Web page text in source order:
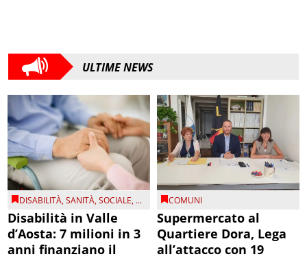
ULTIME NEWS
DISABILITÀ,SANITÀ,SOCIALE, ...
Disabilità in Valle
d’Aosta: 7 milioni in 3
anni finanziano il
COMUNI
Supermercato al
Quartiere Dora, Lega
all’attacco con 19